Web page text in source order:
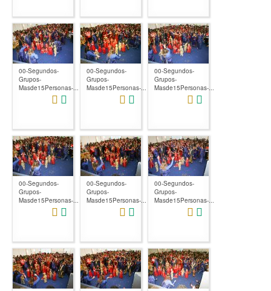
00-Segundos-
Grupos-
Masde15Personas-...
00-Segundos-
Grupos-
Masde15Personas-...
00-Segundos-
Grupos-
Masde15Personas-...
00-Segundos-
Grupos-
Masde15Personas-...
00-Segundos-
Grupos-
Masde15Personas-...
00-Segundos-
Grupos-
Masde15Personas-...